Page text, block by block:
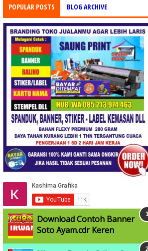
POPULAR POSTS BLOG ARCHIVE
Download Contoh Banner
Soto Ayam.cdr Keren